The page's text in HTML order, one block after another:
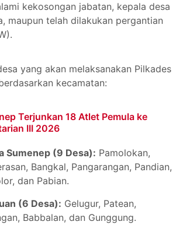
kekosongan jabatan, kepala desa
maupun telah dilakukan pergantian
yang akan melaksanakan Pilkades
kecamatan:
Terjunkan 18 Atlet Pemula ke
III 2026
Sumenep (9 Desa): Pamolokan,
Bangkal, Pangarangan, Pandian,
dan Pabian.
(6 Desa): Gelugur, Patean,
Babbalan, dan Gunggung.